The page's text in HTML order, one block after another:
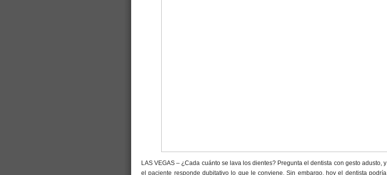
LAS VEGAS – ¿Cada cuánto se lava los dientes? Pregunta el dentista con gesto adusto, y
el paciente responde dubitativo lo que le conviene. Sin embargo, hoy el dentista podría